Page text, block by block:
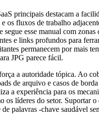
principais destacam a
e os fluxos de trabalho
segue esse manual com zonas
e links profundos para
permanecem por mais
JPG parece fácil.
a autoridade tópica. Ao
de arquivo e casos de
a experiência para os
os líderes do setor. Suportar o
palavras -chave saudável